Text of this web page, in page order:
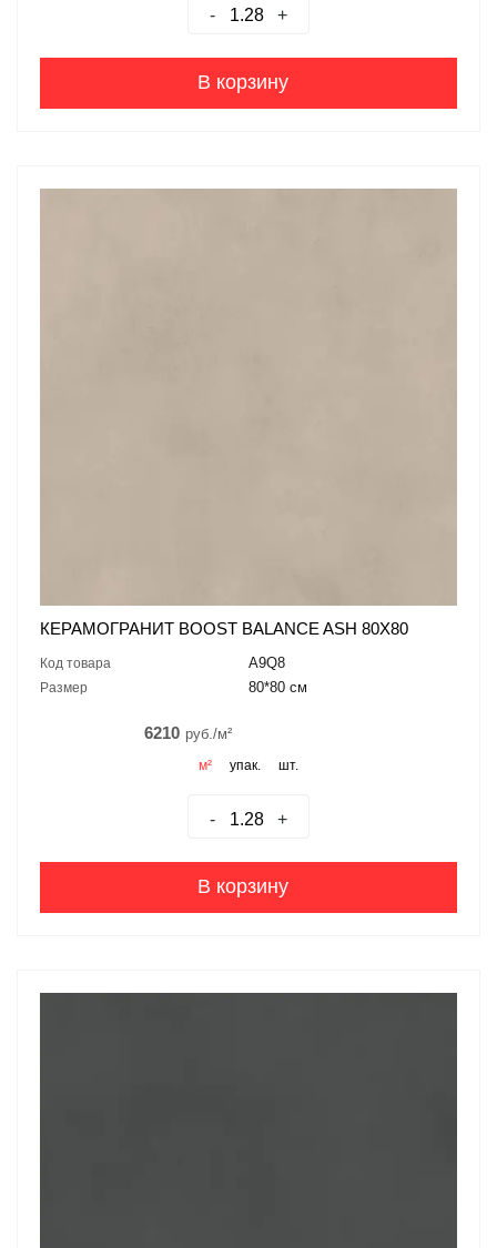
- +
В корзину
КЕРАМОГРАНИТ BOOST BALANCE ASH 80X80
Код товара A9Q8
Размер 80*80 см
6210 руб./м²
м² упак. шт.
- +
В корзину